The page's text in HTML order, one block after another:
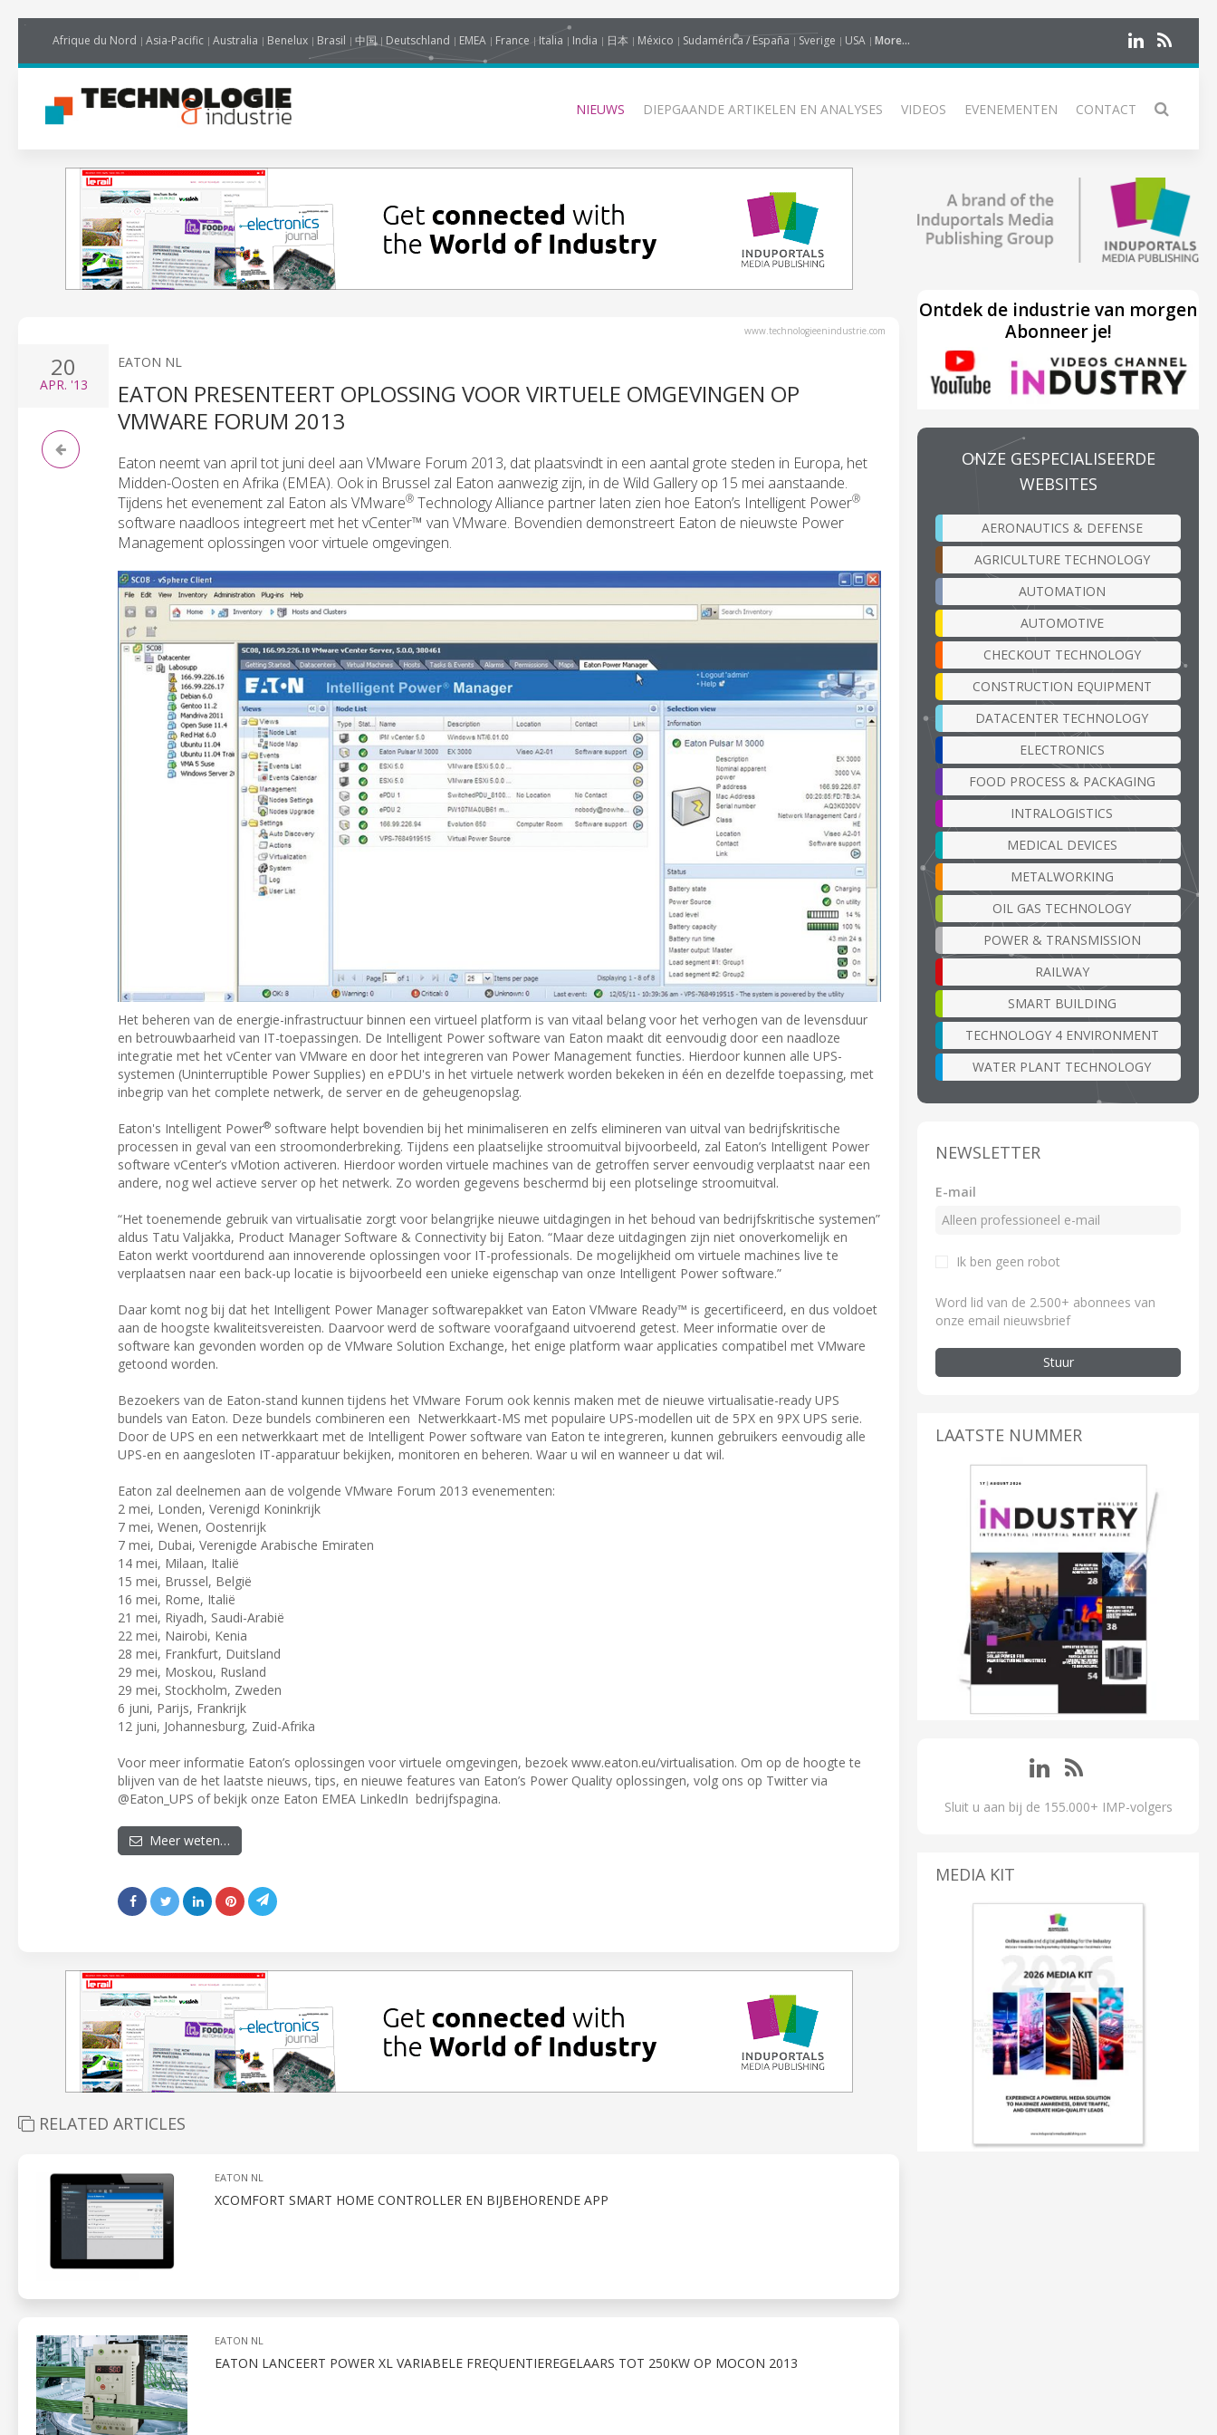
Afrique du Nord Asia-Pacific Australia Benelux Brasil 中国 Deutschland EMEA France Italia India 日本 México Sudamérica / España Sverige USA More...
NIEUWS DIEPGAANDE ARTIKELEN EN ANALYSES VIDEOS EVENEMENTEN CONTACT
www.technologieenindustrie.com
20
APR. '13
EATON NL
EATON PRESENTEERT OPLOSSING VOOR VIRTUELE OMGEVINGEN OP
VMWARE FORUM 2013
Eaton neemt van april tot juni deel aan VMware Forum 2013, dat plaatsvindt in een aantal grote steden in Europa, het
Midden-Oosten en Afrika (EMEA). Ook in Brussel zal Eaton aanwezig zijn, in de Wild Gallery op 15 mei aanstaande.
Tijdens het evenement zal Eaton als VMware® Technology Alliance partner laten zien hoe Eaton’s Intelligent Power®
software naadloos integreert met het vCenter™ van VMware. Bovendien demonstreert Eaton de nieuwste Power
Management oplossingen voor virtuele omgevingen.
Het beheren van de energie-infrastructuur binnen een virtueel platform is van vitaal belang voor het verhogen van de levensduur
en betrouwbaarheid van IT-toepassingen. De Intelligent Power software van Eaton maakt dit eenvoudig door een naadloze
integratie met het vCenter van VMware en door het integreren van Power Management functies. Hierdoor kunnen alle UPS-
systemen (Uninterruptible Power Supplies) en ePDU's in het virtuele netwerk worden bekeken in één en dezelfde toepassing, met
inbegrip van het complete netwerk, de server en de geheugenopslag.
Eaton's Intelligent Power® software helpt bovendien bij het minimaliseren en zelfs elimineren van uitval van bedrijfskritische
processen in geval van een stroomonderbreking. Tijdens een plaatselijke stroomuitval bijvoorbeeld, zal Eaton’s Intelligent Power
software vCenter’s vMotion activeren. Hierdoor worden virtuele machines van de getroffen server eenvoudig verplaatst naar een
andere, nog wel actieve server op het netwerk. Zo worden gegevens beschermd bij een plotselinge stroomuitval.
“Het toenemende gebruik van virtualisatie zorgt voor belangrijke nieuwe uitdagingen in het behoud van bedrijfskritische systemen”
aldus Tatu Valjakka, Product Manager Software & Connectivity bij Eaton. “Maar deze uitdagingen zijn niet onoverkomelijk en
Eaton werkt voortdurend aan innoverende oplossingen voor IT-professionals. De mogelijkheid om virtuele machines live te
verplaatsen naar een back-up locatie is bijvoorbeeld een unieke eigenschap van onze Intelligent Power software.”
Daar komt nog bij dat het Intelligent Power Manager softwarepakket van Eaton VMware Ready™ is gecertificeerd, en dus voldoet
aan de hoogste kwaliteitsvereisten. Daarvoor werd de software voorafgaand uitvoerend getest. Meer informatie over de
software kan gevonden worden op de VMware Solution Exchange, het enige platform waar applicaties compatibel met VMware
getoond worden.
Bezoekers van de Eaton-stand kunnen tijdens het VMware Forum ook kennis maken met de nieuwe virtualisatie-ready UPS
bundels van Eaton. Deze bundels combineren een Netwerkkaart-MS met populaire UPS-modellen uit de 5PX en 9PX UPS serie.
Door de UPS en een netwerkkaart met de Intelligent Power software van Eaton te integreren, kunnen gebruikers eenvoudig alle
UPS-en en aangesloten IT-apparatuur bekijken, monitoren en beheren. Waar u wil en wanneer u dat wil.
Eaton zal deelnemen aan de volgende VMware Forum 2013 evenementen:
2 mei, Londen, Verenigd Koninkrijk
7 mei, Wenen, Oostenrijk
7 mei, Dubai, Verenigde Arabische Emiraten
14 mei, Milaan, Italië
15 mei, Brussel, België
16 mei, Rome, Italië
21 mei, Riyadh, Saudi-Arabië
22 mei, Nairobi, Kenia
28 mei, Frankfurt, Duitsland
29 mei, Moskou, Rusland
29 mei, Stockholm, Zweden
6 juni, Parijs, Frankrijk
12 juni, Johannesburg, Zuid-Afrika
Voor meer informatie Eaton’s oplossingen voor virtuele omgevingen, bezoek www.eaton.eu/virtualisation. Om op de hoogte te
blijven van de het laatste nieuws, tips, en nieuwe features van Eaton’s Power Quality oplossingen, volg ons op Twitter via
@Eaton_UPS of bekijk onze Eaton EMEA LinkedIn bedrijfspagina.
Meer weten…
RELATED ARTICLES
EATON NL
XCOMFORT SMART HOME CONTROLLER EN BIJBEHORENDE APP
EATON NL
EATON LANCEERT POWER XL VARIABELE FREQUENTIEREGELAARS TOT 250KW OP MOCON 2013
Ontdek de industrie van morgen
Abonneer je!
ONZE GESPECIALISEERDE
WEBSITES
AERONAUTICS & DEFENSE
AGRICULTURE TECHNOLOGY
AUTOMATION
AUTOMOTIVE
CHECKOUT TECHNOLOGY
CONSTRUCTION EQUIPMENT
DATACENTER TECHNOLOGY
ELECTRONICS
FOOD PROCESS & PACKAGING
INTRALOGISTICS
MEDICAL DEVICES
METALWORKING
OIL GAS TECHNOLOGY
POWER & TRANSMISSION
RAILWAY
SMART BUILDING
TECHNOLOGY 4 ENVIRONMENT
WATER PLANT TECHNOLOGY
NEWSLETTER
E-mail
Ik ben geen robot
Word lid van de 2.500+ abonnees van
onze email nieuwsbrief
Stuur
LAATSTE NUMMER
Sluit u aan bij de 155.000+ IMP-volgers
MEDIA KIT